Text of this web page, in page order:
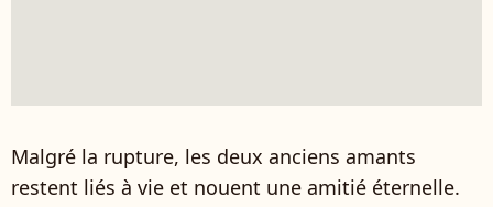
Malgré la rupture, les deux anciens amants
restent liés à vie et nouent une amitié éternelle.